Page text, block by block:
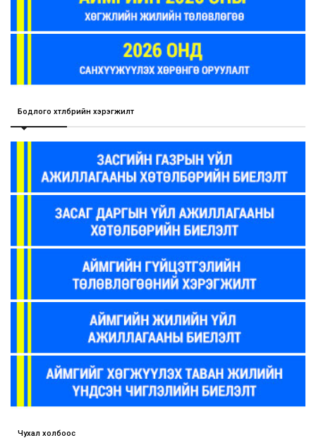
Бодлого хөтөлбөрийн хэрэгжилт
Чухал холбоос